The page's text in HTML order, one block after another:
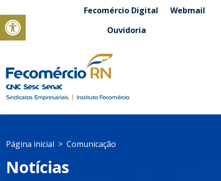
Abrir a barra de ferramentasFecomércio Digital
Webmail
Ouvidoria
Página inicial Comunicação
Notícias